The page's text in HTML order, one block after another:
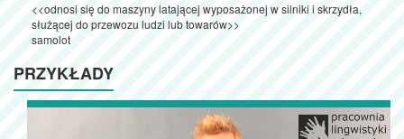
<<odnosi się do maszyny latającej wyposażonej w silniki i skrzydła,
służącej do przewozu ludzi lub towarów>>
samolot
PRZYKŁADY